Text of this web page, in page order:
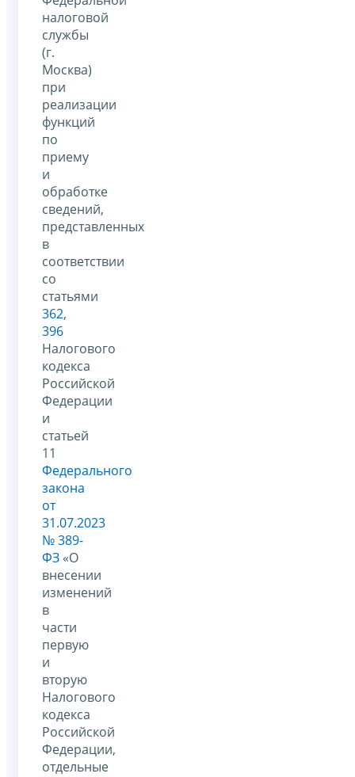
налоговой
службы
(г.
Москва)
при
реализации
функций
по
приему
и
обработке
сведений,
представленных
в
соответствии
со
статьями
362,
396
Налогового
кодекса
Российской
Федерации
и
статьей
11
Федерального
закона
от
31.07.2023
№ 389-
ФЗ «О
внесении
изменений
в
части
первую
и
вторую
Налогового
кодекса
Российской
Федерации,
отдельные